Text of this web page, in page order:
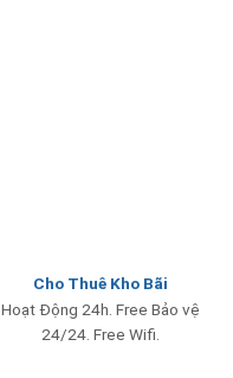
Cho Thuê Kho Bãi
Hoạt Động 24h. Free Bảo vệ
24/24. Free Wifi.